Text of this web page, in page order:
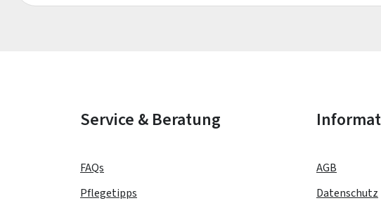
Service & Beratung
FAQs
Pflegetipps
AGB
Datenschutz